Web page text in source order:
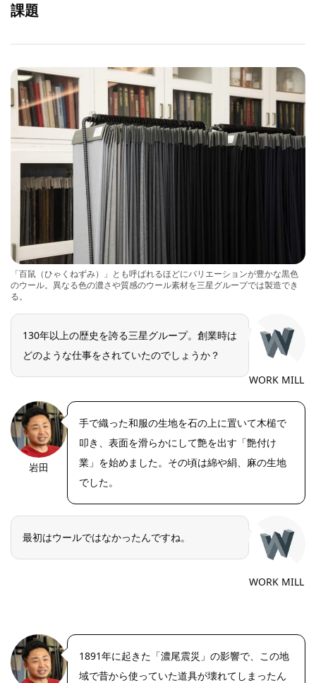
課題
「百鼠（ひゃくねずみ）」とも呼ばれるほどにバリエーションが豊かな黒色
のウール。異なる色の濃さや質感のウール素材を三星グループでは製造でき
る。
130年以上の歴史を誇る三星グループ。創業時は
どのような仕事をされていたのでしょうか？
WORK MILL
https://riseph
岩田
手で織った和服の生地を石の上に置いて木槌で
叩き、表面を滑らかにして艶を出す「艶付け
業」を始めました。その頃は綿や絹、麻の生地
でした。
最初はウールではなかったんですね。
WORK MILL
1891年に起きた「濃尾震災」の影響で、この地
域で昔から使っていた道具が壊れてしまったん